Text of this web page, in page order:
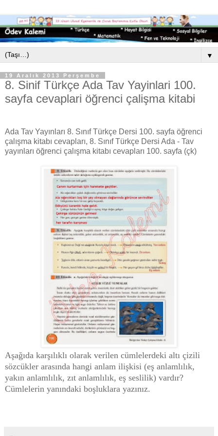
▼
19 Aralık 2013 Perşembe
8. Sinif Türkçe Ada Tav Yayinlari 100.
sayfa cevaplari öğrenci çalişma kitabi
Ada Tav Yayınları 8. Sınıf Türkçe Dersi 100. sayfa öğrenci
çalışma kitabı cevapları, 8. Sınıf Türkçe Dersi Ada - Tav
yayınları öğrenci çalışma kitabı cevapları 100. sayfa (çk)
Aşağıda karşılıklı olarak verilen cümlelerdeki altı çizili
sözcükler arasında hangi anlam ilişkisi (eş anlamlılık,
yakın anlamlılık, zıt anlamlılık, eş seslilik) vardır?
Cümlelerin yanındaki boşluklara yazınız.